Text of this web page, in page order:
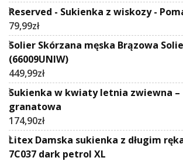
Reserved - Sukienka z wiskozy -
79,99zł
Solier Skórzana męska Brązowa
(66009UNIW)
449,99zł
Sukienka w kwiaty letnia zwiewna –
granatowa
174,90zł
Litex Damska sukienka z długim
7C037 dark petrol XL